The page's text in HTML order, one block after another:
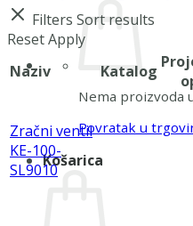
Nema proizvoda
Povratak u
Košarica
Filters Sort results
ResetApply
Naziv
Katalog
Zračni ventil
KE-100-
SL9010